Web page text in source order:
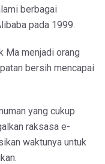
berbagai
pada 1999.
Ma menjadi orang
bersih mencapai
yang cukup
raksasa e-
waktunya untuk